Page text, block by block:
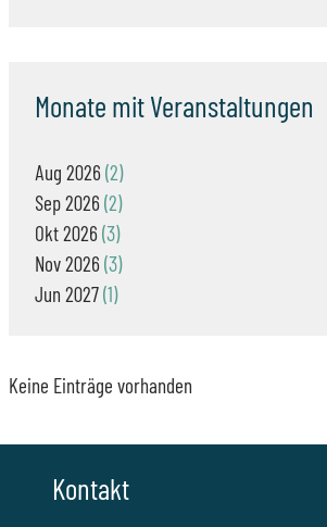
Monate mit Veranstaltungen
Aug 2026 2
Sep2026 2
Okt2026 3
Nov2026 3
Jun 2027 1
Keine Einträge vorhanden
Kontakt